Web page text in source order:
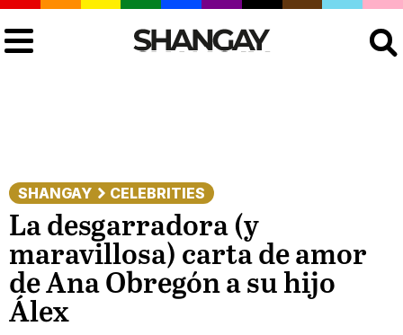
SHANGAY CELEBRITIES
La desgarradora (y
maravillosa) carta de amor
de Ana Obregón a su hijo
Álex